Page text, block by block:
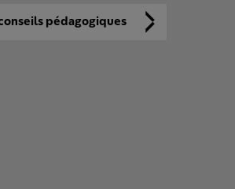
pédagogiques